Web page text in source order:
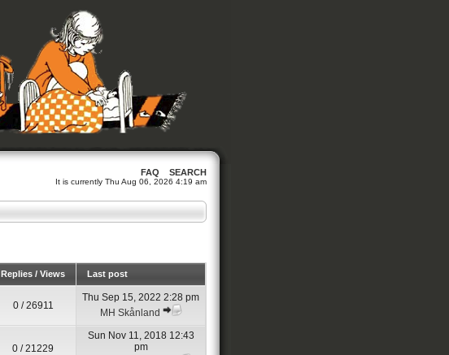
FAQ SEARCH
It is currently Thu Aug 06, 2026 4:19 am
Replies / Views Last post
0 / 26911
Thu Sep 15, 2022 2:28 pm
MH Skånland
0 / 21229
Sun Nov 11, 2018 12:43
pm